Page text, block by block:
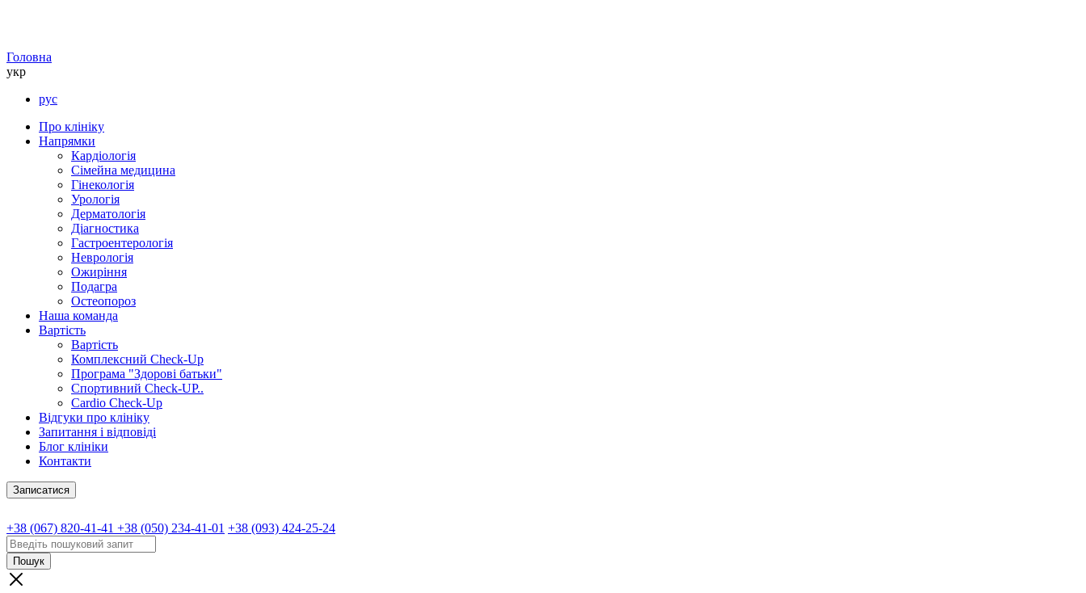
Головна
укр
рус
Про клініку
Напрямки
Кардіологія
Сімейна медицина
Гінекологія
Урологія
Дерматологія
Діагностика
Гастроентерологія
Неврологія
Ожиріння
Подагра
Остеопороз
Наша команда
Вартість
Вартість
Комплексний Check-Up
Програма "Здорові батьки"
Спортивний Check-UP..
Cardio Check-Up
Відгуки про клініку
Запитання і відповіді
Блог клініки
Контакти
Записатися
+38 (067) 820-41-41 +38 (050) 234-41-01 +38 (093) 424-25-24
Пошук